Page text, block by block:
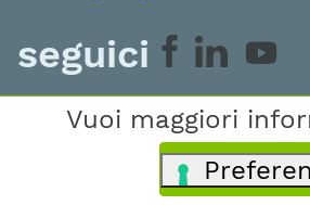
seguici
Vuoi maggiori
Contattaci!